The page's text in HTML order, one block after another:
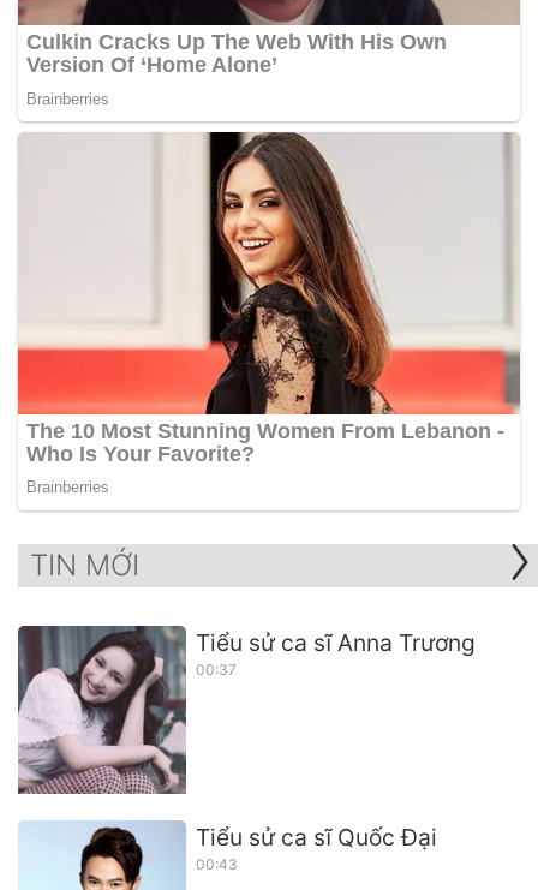
TIN MỚI
Tiểu sử ca sĩ Anna Trương
00:37
Tiểu sử ca sĩ Quốc Đại
00:43